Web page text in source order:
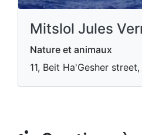
Mitslol Jules
Nature et animaux
11, Beit Ha'Gesher